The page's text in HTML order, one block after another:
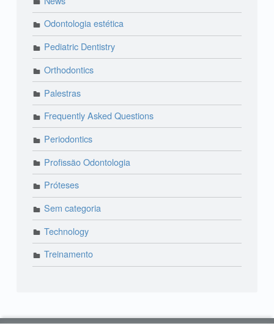
Odontologia estética
Pediatric Dentistry
Orthodontics
Palestras
Frequently Asked Questions
Periodontics
Profissão Odontologia
Próteses
Sem categoria
Technology
Treinamento